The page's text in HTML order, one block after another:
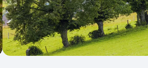
Vennbahn Tour
Bij boeking opgeven. E-
Bike huur man